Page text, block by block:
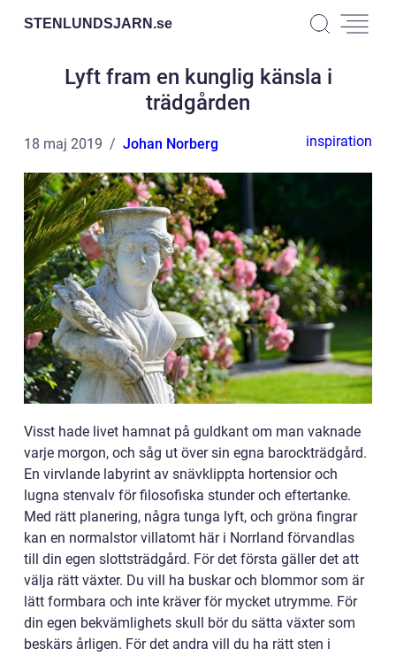
STENLUNDSJARN.se
Lyft fram en kunglig känsla i
trädgården
18 maj 2019 Johan Norberg inspiration
Visst hade livet hamnat på guldkant om man vaknade
varje morgon, och såg ut över sin egna barockträdgård.
En virvlande labyrint av snävklippta hortensior och
lugna stenvalv för filosofiska stunder och eftertanke.
Med rätt planering, några tunga lyft, och gröna fingrar
kan en normalstor villatomt här i Norrland förvandlas
till din egen slottsträdgård. För det första gäller det att
välja rätt växter. Du vill ha buskar och blommor som är
lätt formbara och inte kräver för mycket utrymme. För
din egen bekvämlighets skull bör du sätta växter som
beskärs årligen. För det andra vill du ha rätt sten i